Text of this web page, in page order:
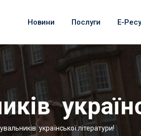
Новини Послуги Е-
української літератури!